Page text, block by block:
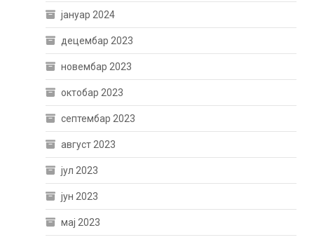
јануар 2024
децембар 2023
новембар 2023
октобар 2023
септембар 2023
август 2023
јул 2023
јун 2023
мај 2023